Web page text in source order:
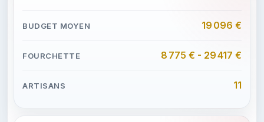
19 096 €
8 775 € - 29 417 €
11